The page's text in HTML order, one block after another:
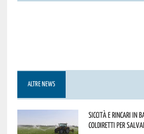
ALTRE NEWS
Siccità e rincari in
Coldiretti per